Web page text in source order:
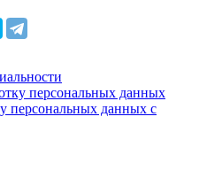
персональных данных
персональных данных с